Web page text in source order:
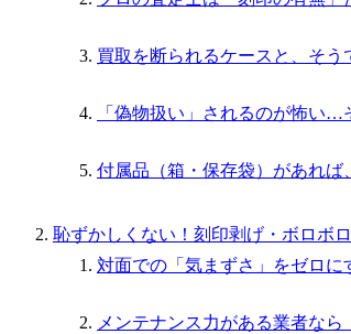
買取を断られるケースと、そう
「偽物扱い」されるのが怖い
付属品（箱・保存袋）があれ
恥ずかしくない！刻印剥げ・ボロボ
対面での「気まずさ」をゼロに
メンテナンス力がある業者な